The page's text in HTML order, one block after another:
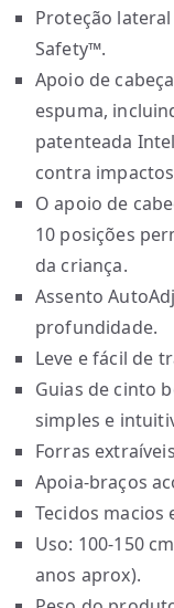
5
Proteção
Safety™.
Apoio de
espuma,
patenteada
contra
O apoio de
10 posições
da criança.
Assento
profundidade.
Leve e fácil de
Guias de cinto
simples e
Forras
Apoia-braços
Tecidos macios
Uso: 100-150
anos aprox).